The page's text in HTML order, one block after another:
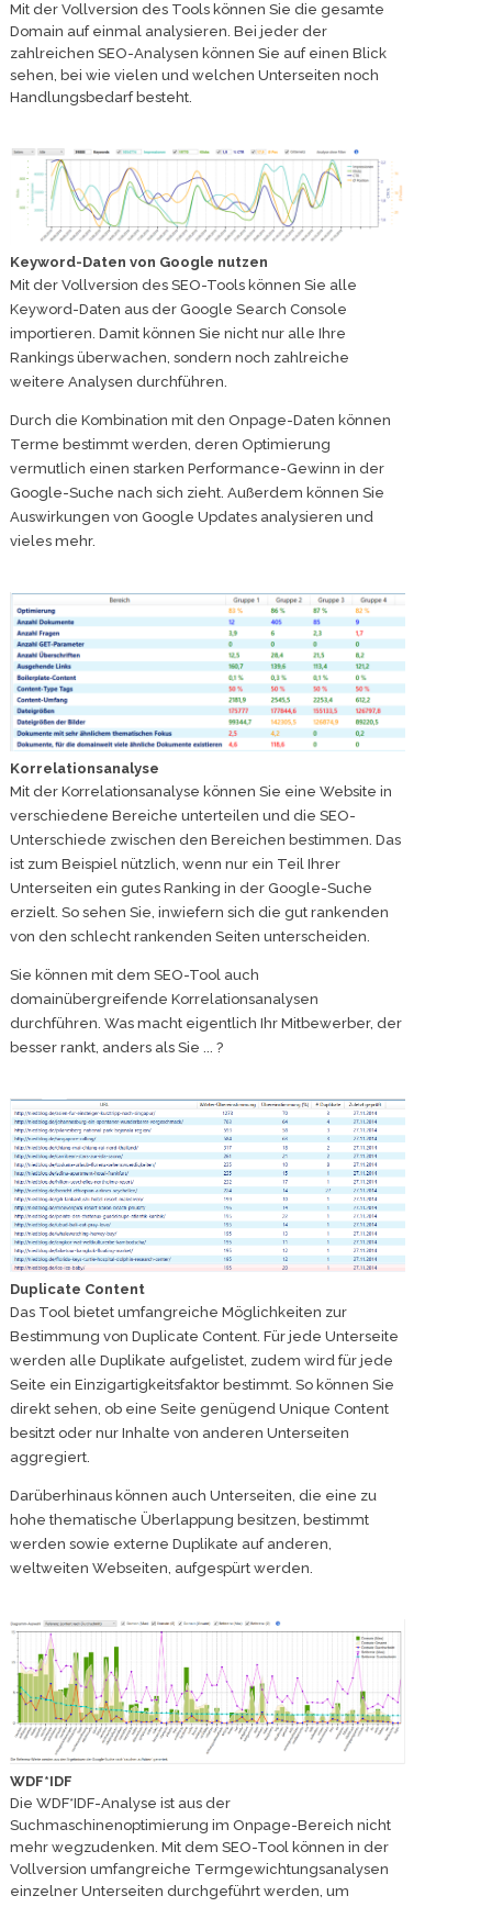
Mit der Vollversion des Tools können Sie die gesamte
Domain auf einmal analysieren. Bei jeder der
zahlreichen SEO-Analysen können Sie auf einen Blick
sehen, bei wie vielen und welchen Unterseiten noch
Handlungsbedarf besteht.
Keyword-Daten von Google nutzen
Mit der Vollversion des SEO-Tools können Sie alle
Keyword-Daten aus der Google Search Console
importieren. Damit können Sie nicht nur alle Ihre
Rankings überwachen, sondern noch zahlreiche
weitere Analysen durchführen.
Durch die Kombination mit den Onpage-Daten können
Terme bestimmt werden, deren Optimierung
vermutlich einen starken Performance-Gewinn in der
Google-Suche nach sich zieht. Außerdem können Sie
Auswirkungen von Google Updates analysieren und
vieles mehr.
Korrelationsanalyse
Mit der Korrelationsanalyse können Sie eine Website in
verschiedene Bereiche unterteilen und die SEO-
Unterschiede zwischen den Bereichen bestimmen. Das
ist zum Beispiel nützlich, wenn nur ein Teil Ihrer
Unterseiten ein gutes Ranking in der Google-Suche
erzielt. So sehen Sie, inwiefern sich die gut rankenden
von den schlecht rankenden Seiten unterscheiden.
Sie können mit dem SEO-Tool auch
domainübergreifende Korrelationsanalysen
durchführen. Was macht eigentlich Ihr Mitbewerber, der
besser rankt, anders als Sie ... ?
Duplicate Content
Das Tool bietet umfangreiche Möglichkeiten zur
Bestimmung von Duplicate Content. Für jede Unterseite
werden alle Duplikate aufgelistet, zudem wird für jede
Seite ein Einzigartigkeitsfaktor bestimmt. So können Sie
direkt sehen, ob eine Seite genügend Unique Content
besitzt oder nur Inhalte von anderen Unterseiten
aggregiert.
Darüberhinaus können auch Unterseiten, die eine zu
hohe thematische Überlappung besitzen, bestimmt
werden sowie externe Duplikate auf anderen,
weltweiten Webseiten, aufgespürt werden.
WDF*IDF
Die WDF*IDF-Analyse ist aus der
Suchmaschinenoptimierung im Onpage-Bereich nicht
mehr wegzudenken. Mit dem SEO-Tool können in der
Vollversion umfangreiche Termgewichtungsanalysen
einzelner Unterseiten durchgeführt werden, um